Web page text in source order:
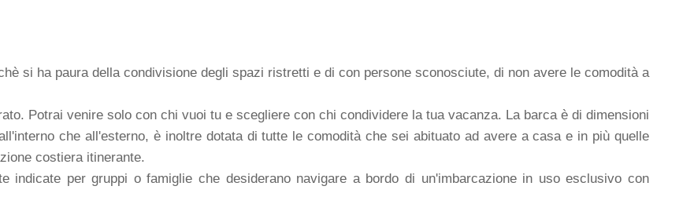
si ha paura della condivisione degli spazi ristretti e di con persone sconosciute, di non avere le comodità a
Potrai venire solo con chi vuoi tu e scegliere con chi condividere la tua vacanza. La barca è di dimensioni
che all'esterno, è inoltre dotata di tutte le comodità che sei abituato ad avere a casa e in più quelle
costiera itinerante.
indicate per gruppi o famiglie che desiderano navigare a bordo di un'imbarcazione in uso esclusivo con